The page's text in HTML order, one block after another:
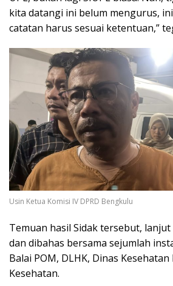
kita datangi ini belum mengurus,
catatan harus sesuai ketentuan,”
Usin Ketua Komisi IV DPRD Bengkulu
Temuan hasil Sidak tersebut,
dan dibahas bersama sejumlah
Balai POM, DLHK, Dinas Kesehatan
Kesehatan.